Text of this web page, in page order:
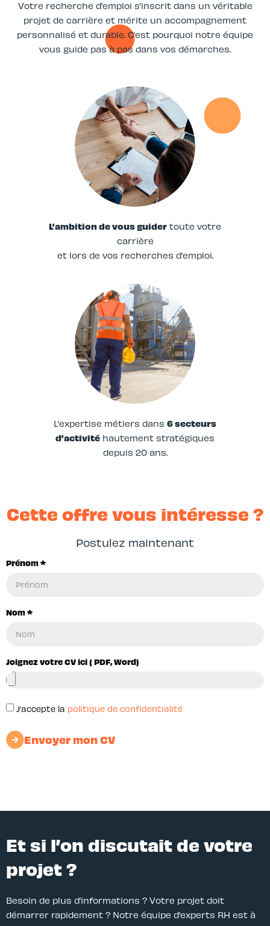
Votre recherche d’emploi s’inscrit dans un véritable
projet de carrière et mérite un accompagnement
personnalisé et durable. C’est pourquoi notre équipe
vous guide pas à pas dans vos démarches.
L’ambition de vous guider toute votre
carrière
et lors de vos recherches d’emploi.
L’expertise métiers dans 6 secteurs
d’activité hautement stratégiques
depuis 20 ans.
Cette offre vous intéresse ?
Postulez maintenant
Prénom *
Nom *
Joignez votre CV ici ( PDF, Word)
J’accepte la politique de confidentialité
Envoyer mon CV
Et si l’on discutait de votre
projet ?
Besoin de plus d’informations ? Votre projet doit
démarrer rapidement ? Notre équipe d’experts RH est à